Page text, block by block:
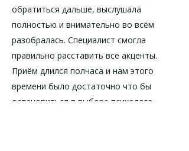
обратиться дальше, выслушала
полностью и внимательно во всём
разобралась. Специалист смогла
правильно расставить все акценты.
Приём длился полчаса и нам этого
времени было достаточно что бы
остановиться в выборе психолога.